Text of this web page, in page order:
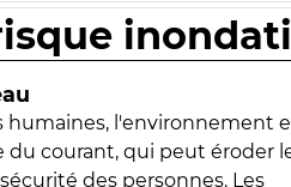
humaines, l'environnement
du courant, qui peut éroder
des personnes. Les